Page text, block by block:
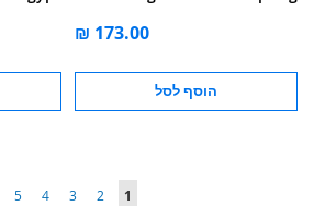
הוסף לסל
עמוד
You're1 עמוד
2 עמוד
3 עמוד
4 עמוד
5